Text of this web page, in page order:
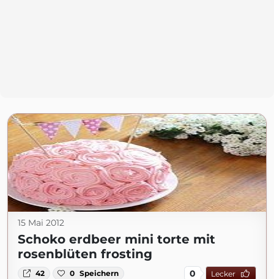
15 Mai 2012
Schoko erdbeer mini torte mit
rosenblüten frosting
42 0 Speichern 0 Lecker